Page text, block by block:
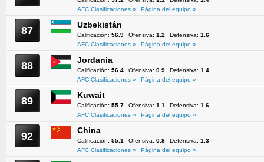
AFC Clasificaciones »
Página del equipo »
87 Uzbekistán
Calificación: 56.9 Ofensiva: 1.2 Defensiva: 1.6
AFC Clasificaciones »
Página del equipo »
88 Jordania
Calificación: 56.4 Ofensiva: 0.9 Defensiva: 1.4
AFC Clasificaciones »
Página del equipo »
89 Kuwait
Calificación: 55.7 Ofensiva: 1.1 Defensiva: 1.6
AFC Clasificaciones »
Página del equipo »
92 China
Calificación: 55.1 Ofensiva: 0.8 Defensiva: 1.3
AFC Clasificaciones »
Página del equipo »